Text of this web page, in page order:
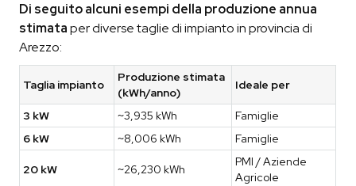
Di seguito alcuni esempi della produzione annua
stimataper diverse taglie di impianto in provincia di
Arezzo:
Taglia impianto
Produzione stimata
(kWh/anno)
Ideale per
3 kW ~3,935 kWh
Famiglie
6 kW
~8,006 kWh Famiglie
20 kW ~26,230 kWh
PMI / Aziende
Agricole